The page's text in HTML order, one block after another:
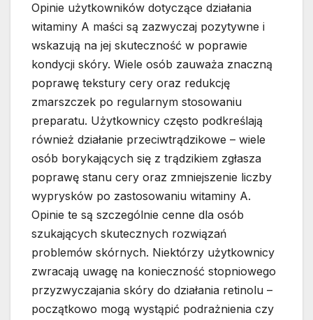
Opinie użytkowników dotyczące działania
witaminy A maści są zazwyczaj pozytywne i
wskazują na jej skuteczność w poprawie
kondycji skóry. Wiele osób zauważa znaczną
poprawę tekstury cery oraz redukcję
zmarszczek po regularnym stosowaniu
preparatu. Użytkownicy często podkreślają
również działanie przeciwtrądzikowe – wiele
osób borykających się z trądzikiem zgłasza
poprawę stanu cery oraz zmniejszenie liczby
wyprysków po zastosowaniu witaminy A.
Opinie te są szczególnie cenne dla osób
szukających skutecznych rozwiązań
problemów skórnych. Niektórzy użytkownicy
zwracają uwagę na konieczność stopniowego
przyzwyczajania skóry do działania retinolu –
początkowo mogą wystąpić podrażnienia czy